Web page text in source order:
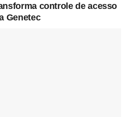
controle de acesso
Genetec